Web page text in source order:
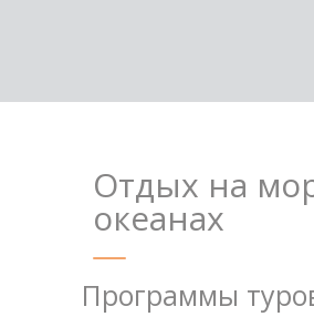
Отдых на
океанах
Программы